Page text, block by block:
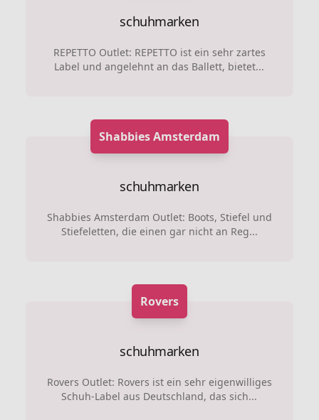
schuhmarken
REPETTO Outlet: REPETTO ist ein sehr zartes
Label und angelehnt an das Ballett, bietet...
Shabbies Amsterdam
schuhmarken
Shabbies Amsterdam Outlet: Boots, Stiefel und
Stiefeletten, die einen gar nicht an Reg...
Rovers
schuhmarken
Rovers Outlet: Rovers ist ein sehr eigenwilliges
Schuh-Label aus Deutschland, das sich...